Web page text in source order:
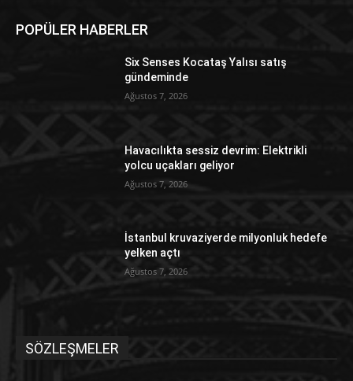
POPÜLER HABERLER
Six Senses Kocataş Yalısı satış
gündeminde
Ağustos 7, 2026
Havacılıkta sessiz devrim: Elektrikli
yolcu uçakları geliyor
Ağustos 7, 2026
İstanbul kruvaziyerde milyonluk hedefe
yelken açtı
Ağustos 7, 2026
SÖZLEŞMELER